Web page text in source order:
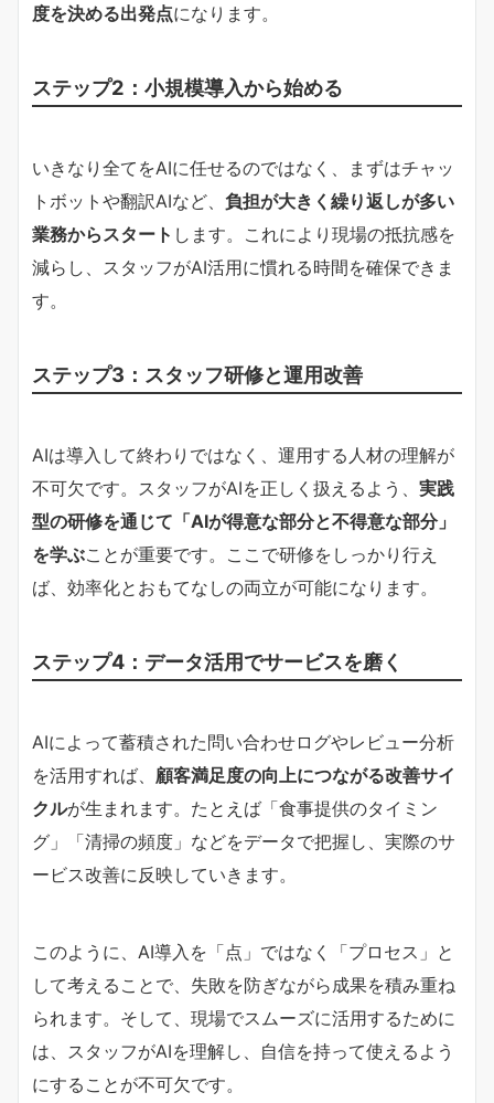
度を決める出発点になります。
ステップ2：小規模導入から始める
いきなり全てをAIに任せるのではなく、まずはチャッ
トボットや翻訳AIなど、 負担が大きく繰り返しが多い
業務からスタート します。これにより現場の抵抗感を
減らし、スタッフがAI活用に慣れる時間を確保できま
す。
ステップ3：スタッフ研修と運用改善
AIは導入して終わりではなく、運用する人材の理解が
不可欠です。スタッフがAIを正しく扱えるよう、 実践
型の研修を通じて「AIが得意な部分と不得意な部分」
を学ぶことが重要です。ここで研修をしっかり行え
ば、効率化とおもてなしの両立が可能になります。
ステップ4：データ活用でサービスを磨く
AIによって蓄積された問い合わせログやレビュー分析
を活用すれば、 顧客満足度の向上につながる改善サイ
クルが生まれます。たとえば「食事提供のタイミン
グ」「清掃の頻度」などをデータで把握し、実際のサ
ービス改善に反映していきます。
このように、AI導入を「点」ではなく「プロセス」と
して考えることで、失敗を防ぎながら成果を積み重ね
られます。そして、現場でスムーズに活用するために
は、スタッフがAIを理解し、自信を持って使えるよう
にすることが不可欠です。